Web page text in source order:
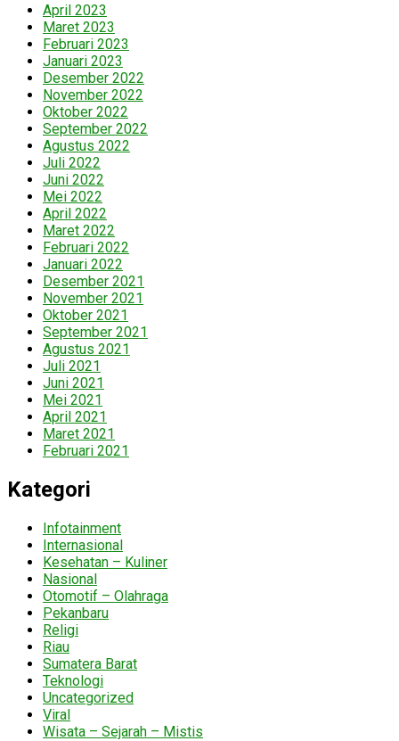
April 2023
Maret 2023
Februari 2023
Januari 2023
Desember 2022
November 2022
Oktober 2022
September 2022
Agustus 2022
Juli 2022
Juni 2022
Mei 2022
April 2022
Maret 2022
Februari 2022
Januari 2022
Desember 2021
November 2021
Oktober 2021
September 2021
Agustus 2021
Juli 2021
Juni 2021
Mei 2021
April 2021
Maret 2021
Februari 2021
Kategori
Infotainment
Internasional
Kesehatan – Kuliner
Nasional
Otomotif – Olahraga
Pekanbaru
Religi
Riau
Sumatera Barat
Teknologi
Uncategorized
Viral
Wisata – Sejarah – Mistis